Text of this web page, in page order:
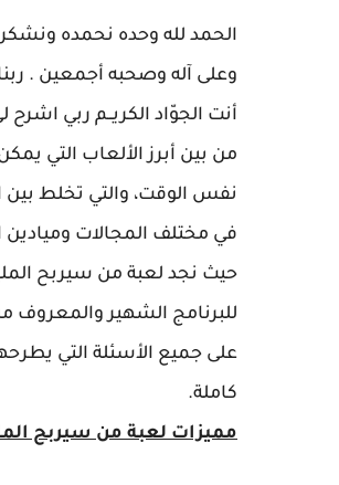
الحمد لله وحده نحمده
وعلى آله وصحبه أجمعين . ربنا
أنت الجوّاد الكريــم ربي
من بين أبرز الألعاب التي
نفس الوقت، والتي تخلط بين
في مختلف المجالات وميادين
حيث نجد لعبة من سيربح
للبرنامج الشهير والمعروف
على جميع الأسئلة التي
كاملة.
مميزات لعبة من سيربح